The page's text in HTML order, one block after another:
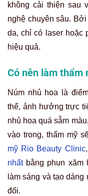
không cải thiện sau
nghệ chuyên sâu.
da, chỉ có laser hoặc
hiệu quả.
Có nên làm thẩm
Núm nhủ hoa là
thể, ảnh hưởng trực
nhủ hoa quá sẫm
vào trong, thẩm mỹ
mỹ Rio Beauty Clinic
nhất bằng phun
làm sáng và tạo
đối.